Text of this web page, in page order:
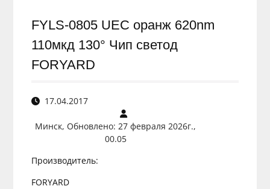
FYLS-0805 UEC оранж 620nm
110мкд 130° Чип светод
FORYARD
17.04.2017
Минск, Обновлено: 27 февраля 2026г.,
00.05
Производитель:
FORYARD